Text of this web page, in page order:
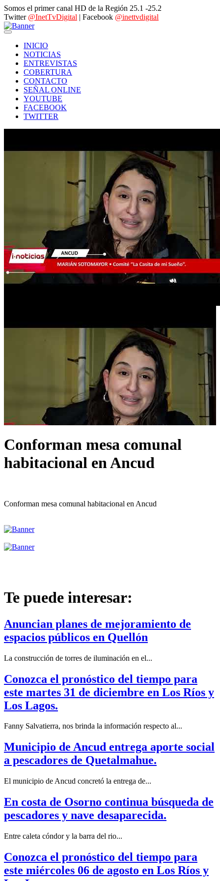
Somos el primer canal HD de la Región 25.1 -25.2
Twitter @InetTvDigital | Facebook @inettvdigital
INICIO
NOTICIAS
ENTREVISTAS
COBERTURA
CONTACTO
SEÑAL ONLINE
YOUTUBE
FACEBOOK
TWITTER
Conforman mesa comunal
habitacional en Ancud
Conforman mesa comunal habitacional en Ancud
Te puede interesar:
Anuncian planes de mejoramiento de
espacios públicos en Quellón
La construcción de torres de iluminación en el...
Conozca el pronóstico del tiempo para
este martes 31 de diciembre en Los Ríos y
Los Lagos.
Fanny Salvatierra, nos brinda la información respecto al...
Municipio de Ancud entrega aporte social
a pescadores de Quetalmahue.
El municipio de Ancud concretó la entrega de...
En costa de Osorno continua búsqueda de
pescadores y nave desaparecida.
Entre caleta cóndor y la barra del rio...
Conozca el pronóstico del tiempo para
este miércoles 06 de agosto en Los Ríos y